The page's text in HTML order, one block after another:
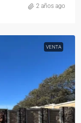
2 años ago
VENTA